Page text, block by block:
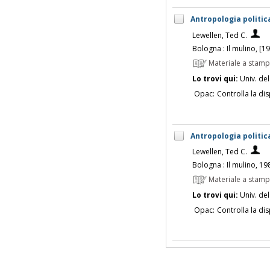
Antropologia
Lewellen, Ted C.
Bologna : Il mulino,
Materiale a
Lo trovi qui: Univ.
Opac: Controlla la
Antropologia
Lewellen, Ted C.
Bologna : Il mulino,
Materiale a
Lo trovi qui: Univ.
Opac: Controlla la